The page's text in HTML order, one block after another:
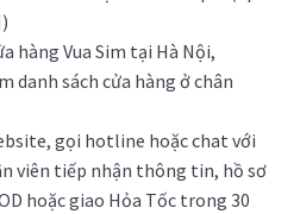
hàng Vua Sim tại Hà Nội,
danh sách cửa hàng ở chân
gọi hotline hoặc chat với
viên tiếp nhận thông tin, hồ sơ
hoặc giao Hỏa Tốc trong 30